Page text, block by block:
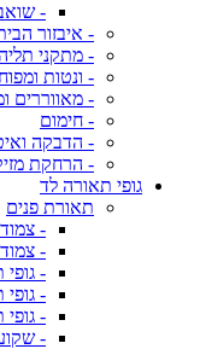
-
- איבזור
- מתקני
- ונטות
- מאווררים
- חימום
- הדבקה
- הרחקת
גופי תאורה לד
תאורת פנים
-
-
-
-
-
-